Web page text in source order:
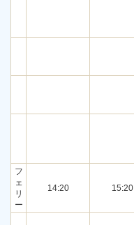
フ
ェ
リ
ー
14:20 15:20